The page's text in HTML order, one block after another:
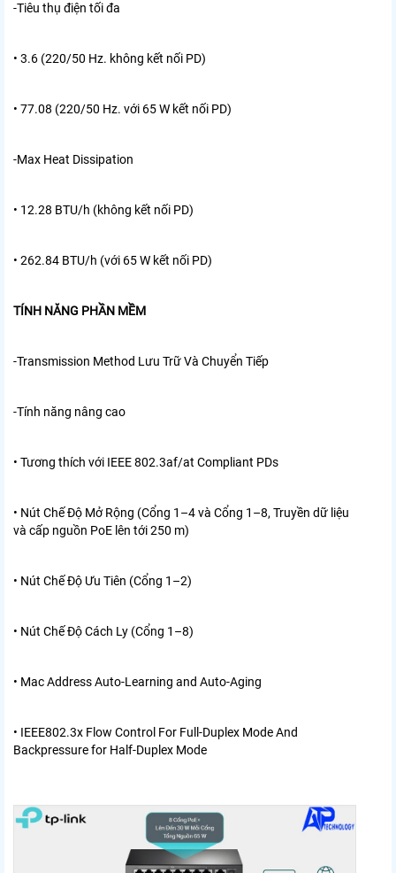
-Tiêu thụ điện tối đa
• 3.6 (220/50 Hz. không kết nối PD)
• 77.08 (220/50 Hz. với 65 W kết nối PD)
-Max Heat Dissipation
• 12.28 BTU/h (không kết nối PD)
• 262.84 BTU/h (với 65 W kết nối PD)
TÍNH NĂNG PHẦN MỀM
-Transmission Method Lưu Trữ Và Chuyển Tiếp
-Tính năng nâng cao
• Tương thích với IEEE 802.3af/at Compliant PDs
• Nút Chế Độ Mở Rộng (Cổng 1–4 và Cổng 1–8, Truyền dữ liệu
và cấp nguồn PoE lên tới 250 m)
• Nút Chế Độ Ưu Tiên (Cổng 1–2)
• Nút Chế Độ Cách Ly (Cổng 1–8)
• Mac Address Auto-Learning and Auto-Aging
• IEEE802.3x Flow Control For Full-Duplex Mode And
Backpressure for Half-Duplex Mode